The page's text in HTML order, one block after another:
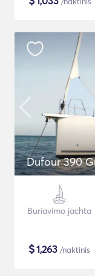
Dufour 390
Buriavimo jachta
$1,263 /naktinis